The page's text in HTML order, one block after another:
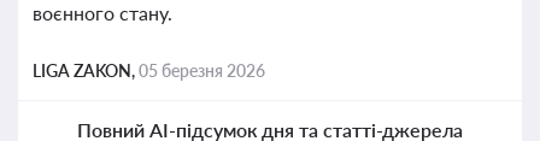
воєнного стану.
LIGA ZAKON,05 березня 2026
Повний AI-підсумок дня та статті-джерела